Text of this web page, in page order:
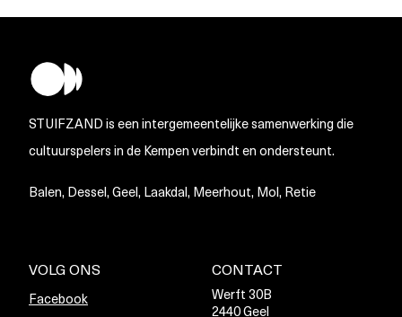
STUIFZAND is een intergemeentelijke samenwerking die
cultuurspelers in de Kempen verbindt en ondersteunt.
Balen, Dessel, Geel, Laakdal, Meerhout, Mol, Retie
VOLG ONS
Facebook
CONTACT
Werft 30B
2440 Geel